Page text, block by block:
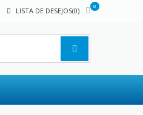
LISTA DE DESEJOS(0)
0